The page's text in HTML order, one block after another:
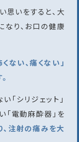
思いをすると、大
なり、お口の健康
ない、痛くない」
シリジェット」
「電動麻酔器」を
注射の痛みを大